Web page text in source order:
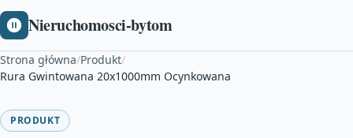
Nieruchomosci-bytom
Strona główna/Produkt/
Rura Gwintowana 20x1000mm Ocynkowana
PRODUKT